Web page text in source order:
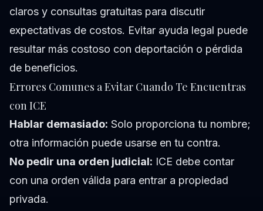
claros y consultas gratuitas para discutir
expectativas de costos. Evitar ayuda legal puede
resultar más costoso con deportación o pérdida
de beneficios.
Errores Comunes a Evitar Cuando Te Encuentras
con ICE
Hablar demasiado: Solo proporciona tu nombre;
otra información puede usarse en tu contra.
No pedir una orden judicial: ICE debe contar
con una orden válida para entrar a propiedad
privada.